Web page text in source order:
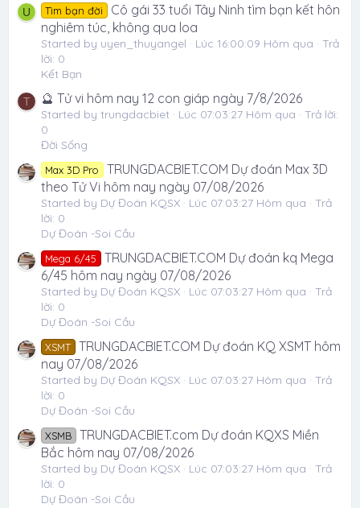
U Tìm bạn đời
Cô gái 33 tuổi Tây Ninh tìm bạn kết hôn
nghiêm túc, không qua loa
Started by uyen_thuyangel Lúc 16:00:09 Hôm qua
Trả
lời: 0
Kết Bạn
T 🔮 Tử vi hôm nay 12 con giáp ngày 7/8/2026
Started by trungdacbiet Lúc 07:03:27 Hôm qua
Trả lời:
0
Đời Sống
Max 3D Pro
TRUNGDACBIET.COM Dự đoán Max 3D
theo Tử Vi hôm nay ngày 07/08/2026
Started by Dự Đoán KQSX Lúc 07:03:27 Hôm qua
Trả
lời: 0
Dự Đoán -Soi Cầu
Mega 6/45
TRUNGDACBIET.COM Dự đoán kq Mega
6/45 hôm nay ngày 07/08/2026
Started by Dự Đoán KQSX Lúc 07:03:27 Hôm qua
Trả
lời: 0
Dự Đoán -Soi Cầu
XSMT TRUNGDACBIET.COM Dự đoán KQ XSMT hôm
nay 07/08/2026
Started by Dự Đoán KQSX Lúc 07:03:27 Hôm qua
Trả
lời: 0
Dự Đoán -Soi Cầu
XSMB
TRUNGDACBIET.com Dự đoán KQXS Miền
Bắc hôm nay 07/08/2026
Started by Dự Đoán KQSX Lúc 07:03:27 Hôm qua
Trả
lời: 0
Dự Đoán -Soi Cầu